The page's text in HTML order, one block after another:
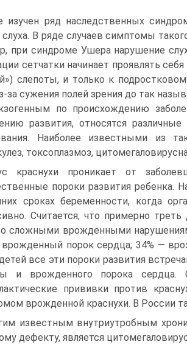
изучен ряд наследственных
слуха. В ряде случаев симптомы
при синдроме Ушера нарушение
сетчатки начинает проявлять
слепоты, и только к
за сужения полей зрения до так
по происхождению
развития, относятся
Наиболее известными из
токсоплазмоз,
краснухи проникает от
пороки развития ребенка.
сроках беременности, когда
Считается, что примерно
сложными врожденными
порок сердца; 34% —
все эти пороки развития
и врожденного порока
прививки против
врожденной краснухи. В России
известным внутриутробным
дефекту, является